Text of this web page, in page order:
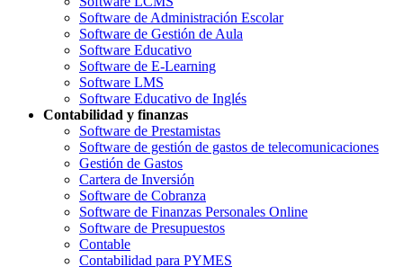
Software de Administración Escolar
Software de Gestión de Aula
Software Educativo
Software de E-Learning
Software LMS
Software Educativo de Inglés
Contabilidad y finanzas
Software de Prestamistas
Software de gestión de gastos de telecomunicaciones
Gestión de Gastos
Cartera de Inversión
Software de Cobranza
Software de Finanzas Personales Online
Software de Presupuestos
Contable
Contabilidad para PYMES